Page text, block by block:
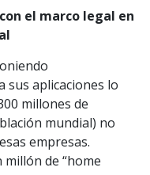
el marco legal en
sus aplicaciones lo
millones de
mundial) no
empresas.
millón de “home